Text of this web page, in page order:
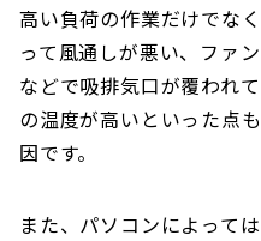
高い負荷の作業だけでな
って風通しが悪い、ファ
などで吸排気口が覆われ
の温度が高いといった点
因です。
また、パソコンによって